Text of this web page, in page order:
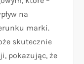
na
marki.
skutecznie
pokazując, że